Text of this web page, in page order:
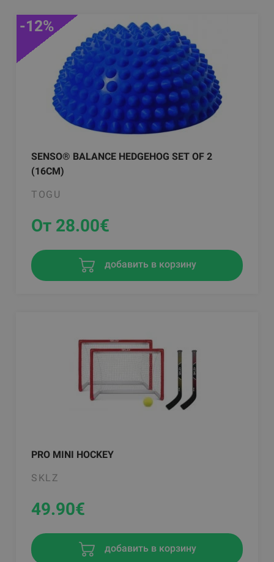
SENSO® BALANCE HEDGEHOG SET OF 2
(16CM)
TOGU
-12%
От 28.00€
добавить в корзину
PRO MINI HOCKEY
SKLZ
49.90€
добавить в корзину